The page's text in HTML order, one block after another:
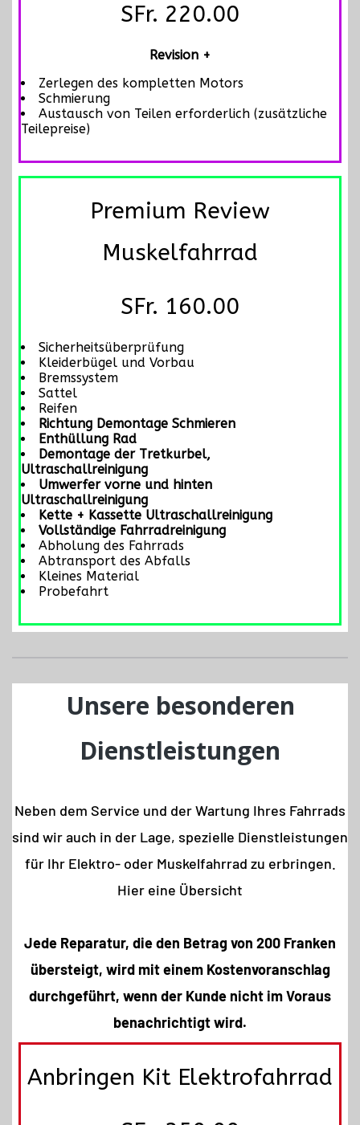
SFr. 220.00
Revision +
Zerlegen des kompletten Motors
Schmierung
Austausch von Teilen erforderlich (zusätzliche
Teilepreise)
Premium Review
Muskelfahrrad
SFr. 160.00
Sicherheitsüberprüfung
Kleiderbügel und Vorbau
Bremssystem
Sattel
Reifen
Richtung Demontage Schmieren
Enthüllung Rad
Demontage der Tretkurbel,
Ultraschallreinigung
Umwerfer vorne und hinten
Ultraschallreinigung
Kette + Kassette Ultraschallreinigung
Vollständige Fahrradreinigung
Abholung des Fahrrads
Abtransport des Abfalls
Kleines Material
Probefahrt
Unsere besonderen
Dienstleistungen
Neben dem Service und der Wartung Ihres Fahrrads
sind wir auch in der Lage, spezielle Dienstleistungen
für Ihr Elektro- oder Muskelfahrrad zu erbringen.
Hier eine Übersicht
Jede Reparatur, die den Betrag von 200 Franken
übersteigt, wird mit einem Kostenvoranschlag
durchgeführt, wenn der Kunde nicht im Voraus
benachrichtigt wird.
Anbringen Kit Elektrofahrrad